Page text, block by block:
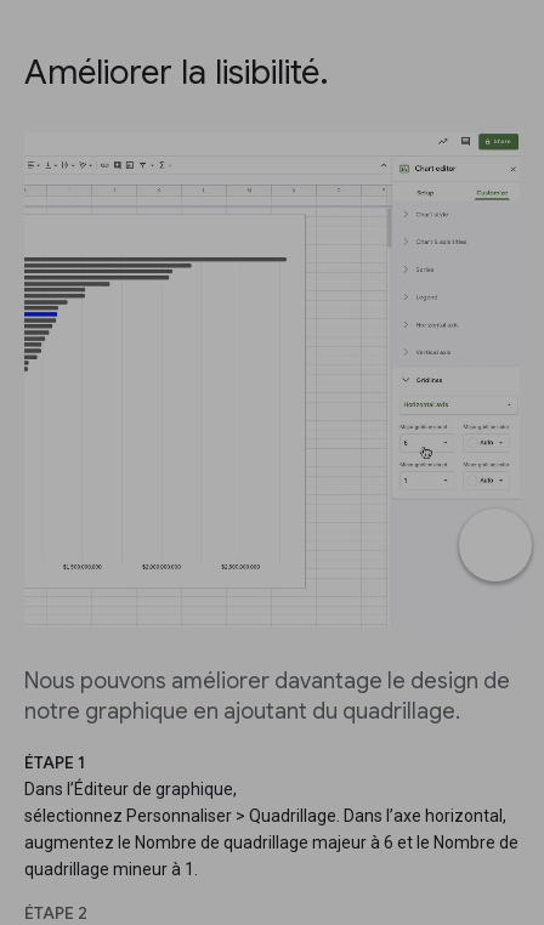
Améliorer la lisibilité.
Nous pouvons améliorer davantage le design de
notre graphique en ajoutant du quadrillage.
ÉTAPE 1
Dans l’Éditeur de graphique,
sélectionnez Personnaliser > Quadrillage. Dans l’axe horizontal,
augmentez le Nombre de quadrillage majeur à 6 et le Nombre de
quadrillage mineur à 1.
ÉTAPE 2